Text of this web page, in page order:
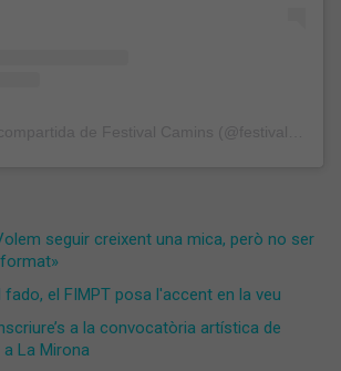
seguir creixent una mica, però no ser
el FIMPT posa l'accent en la veu
a la convocatòria artística de
La Mirona